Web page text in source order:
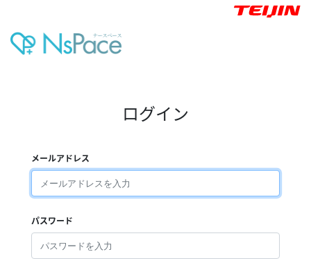
ログイン
メールアドレス
パスワード